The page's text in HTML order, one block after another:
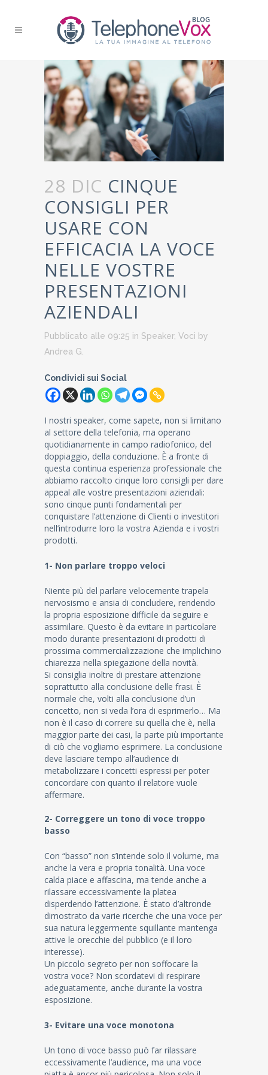
28 DIC CINQUE
CONSIGLI PER
USARE CON
EFFICACIA LA VOCE
NELLE VOSTRE
PRESENTAZIONI
AZIENDALI
Pubblicato alle 09:25 in Speaker, Voci by
Andrea G.
Condividi sui Social
I nostri speaker, come sapete, non si limitano
al settore della telefonia, ma operano
quotidianamente in campo radiofonico, del
doppiaggio, della conduzione. È a fronte di
questa continua esperienza professionale che
abbiamo raccolto cinque loro consigli per dare
appeal alle vostre presentazioni aziendali:
sono cinque punti fondamentali per
conquistare l’attenzione di Clienti o investitori
nell’introdurre loro la vostra Azienda e i vostri
prodotti.
1- Non parlare troppo veloci
Niente più del parlare velocemente trapela
nervosismo e ansia di concludere, rendendo
la propria esposizione difficile da seguire e
assimilare. Questo è da evitare in particolare
modo durante presentazioni di prodotti di
prossima commercializzazione che implichino
chiarezza nella spiegazione della novità.
Si consiglia inoltre di prestare attenzione
soprattutto alla conclusione delle frasi. È
normale che, volti alla conclusione d’un
concetto, non si veda l’ora di esprimerlo… Ma
non è il caso di correre su quella che è, nella
maggior parte dei casi, la parte più importante
di ciò che vogliamo esprimere. La conclusione
deve lasciare tempo all’audience di
metabolizzare i concetti espressi per poter
concordare con quanto il relatore vuole
affermare.
2- Correggere un tono di voce troppo
basso
Con “basso” non s’intende solo il volume, ma
anche la vera e propria tonalità. Una voce
calda piace e affascina, ma tende anche a
rilassare eccessivamente la platea
disperdendo l’attenzione. È stato d’altronde
dimostrato da varie ricerche che una voce per
sua natura leggermente squillante mantenga
attive le orecchie del pubblico (e il loro
interesse).
Un piccolo segreto per non soffocare la
vostra voce? Non scordatevi di respirare
adeguatamente, anche durante la vostra
esposizione.
3- Evitare una voce monotona
Un tono di voce basso può far rilassare
eccessivamente l’audience, ma una voce